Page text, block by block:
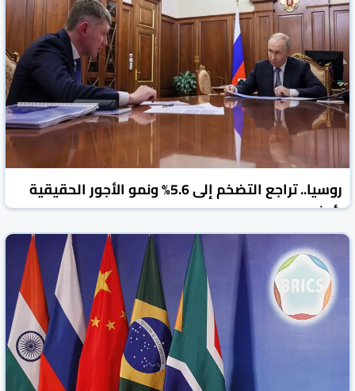
روسيا.. تراجع التضخم إلى 5.6% ونمو الأجور الحقيقية
بأكثر من 8%
روسيا اليوم الأخبار الاقتصادية 12 أيار 2026